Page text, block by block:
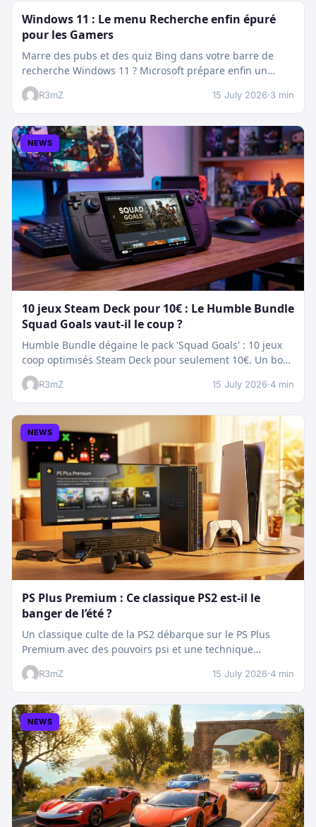
Windows 11 : Le menu Recherche enfin épuré
pour les Gamers
Marre des pubs et des quiz Bing dans votre barre de
recherche Windows 11 ? Microsoft prépare enfin un
nettoyage…
R3mZ 15 July 2026·3 min
NEWS
10 jeux Steam Deck pour 10€ : Le Humble Bundle
Squad Goals vaut-il le coup ?
Humble Bundle dégaine le pack 'Squad Goals' : 10 jeux
coop optimisés Steam Deck pour seulement 10€. Un bon
plan…
R3mZ 15 July 2026·4 min
NEWS
PS Plus Premium : Ce classique PS2 est-il le
banger de l’été ?
Un classique culte de la PS2 débarque sur le PS Plus
Premium avec des pouvoirs psi et une technique
boostée.…
R3mZ 15 July 2026·4 min
NEWS